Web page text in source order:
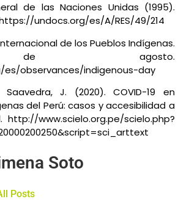
de las Naciones Unidas (1995).
undocs.org/es/A/RES/49/214
de los Pueblos Indígenas.
agosto.
es/observances/indigenous-day
J. (2020). COVID-19 en
del Perú: casos y accesibilidad a
www.scielo.org.pe/scielo.php?
Soto
Posts